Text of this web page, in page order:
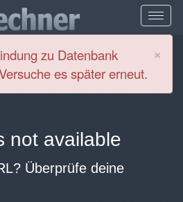
×
zu Datenbank
es später erneut.
not available
Überprüfe deine